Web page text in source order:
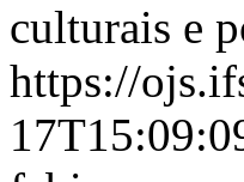
culturais e
https://